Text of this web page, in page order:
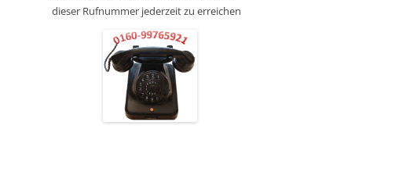
dieser Rufnummer jederzeit zu erreichen